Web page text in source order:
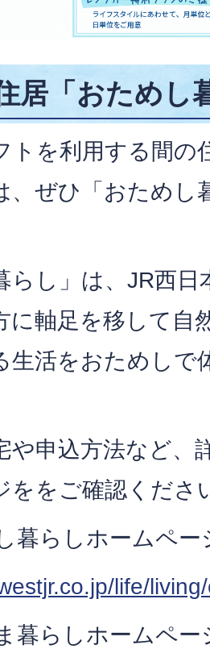
居「おためし
トを利用する間の
、ぜひ「おためし
らし」は、JR西
に軸足を移して自
生活をおためしで
や申込方法など、
ををご確認くださ
暮らしホームペ
life/
暮らしホームペ